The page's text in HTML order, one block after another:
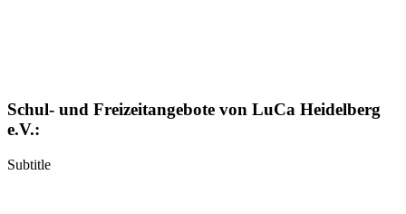
Schul- und Freizeitangebote von LuCa Heidelberg
e.V.:
Subtitle